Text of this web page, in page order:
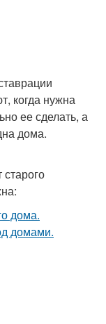
когда нужна
ее сделать, а
дома.